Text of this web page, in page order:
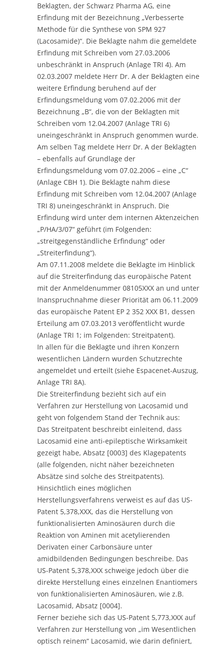
Beklagten, der Schwarz Pharma AG, eine
Erfindung mit der Bezeichnung „Verbesserte
Methode für die Synthese von SPM 927
(Lacosamide)“. Die Beklagte nahm die gemeldete
Erfindung mit Schreiben vom 27.03.2006
unbeschränkt in Anspruch (Anlage TRI 4). Am
02.03.2007 meldete Herr Dr. A der Beklagten eine
weitere Erfindung beruhend auf der
Erfindungsmeldung vom 07.02.2006 mit der
Bezeichnung „B“, die von der Beklagten mit
Schreiben vom 12.04.2007 (Anlage TRI 6)
uneingeschränkt in Anspruch genommen wurde.
Am selben Tag meldete Herr Dr. A der Beklagten
– ebenfalls auf Grundlage der
Erfindungsmeldung vom 07.02.2006 – eine „C“
(Anlage CBH 1). Die Beklagte nahm diese
Erfindung mit Schreiben vom 12.04.2007 (Anlage
TRI 8) uneingeschränkt in Anspruch. Die
Erfindung wird unter dem internen Aktenzeichen
„P/HA/3/07“ geführt (im Folgenden:
„streitgegenständliche Erfindung“ oder
„Streiterfindung“).
Am 07.11.2008 meldete die Beklagte im Hinblick
auf die Streiterfindung das europäische Patent
mit der Anmeldenummer 08105XXX an und unter
Inanspruchnahme dieser Priorität am 06.11.2009
das europäische Patent EP 2 352 XXX B1, dessen
Erteilung am 07.03.2013 veröffentlicht wurde
(Anlage TRI 1; im Folgenden: Streitpatent).
In allen für die Beklagte und ihren Konzern
wesentlichen Ländern wurden Schutzrechte
angemeldet und erteilt (siehe Espacenet-Auszug,
Anlage TRI 8A).
Die Streiterfindung bezieht sich auf ein
Verfahren zur Herstellung von Lacosamid und
geht von folgendem Stand der Technik aus:
Das Streitpatent beschreibt einleitend, dass
Lacosamid eine anti-epileptische Wirksamkeit
gezeigt habe, Absatz [0003] des Klagepatents
(alle folgenden, nicht näher bezeichneten
Absätze sind solche des Streitpatents).
Hinsichtlich eines möglichen
Herstellungsverfahrens verweist es auf das US-
Patent 5,378,XXX, das die Herstellung von
funktionalisierten Aminosäuren durch die
Reaktion von Aminen mit acetylierenden
Derivaten einer Carbonsäure unter
amidbildenden Bedingungen beschreibe. Das
US-Patent 5,378,XXX schweige jedoch über die
direkte Herstellung eines einzelnen Enantiomers
von funktionalisierten Aminosäuren, wie z.B.
Lacosamid, Absatz [0004].
Ferner beziehe sich das US-Patent 5,773,XXX auf
Verfahren zur Herstellung von „im Wesentlichen
optisch reinem“ Lacosamid, wie darin definiert,